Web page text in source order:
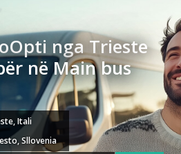
nga Trieste
në Main bus
Itali
Sllovenia